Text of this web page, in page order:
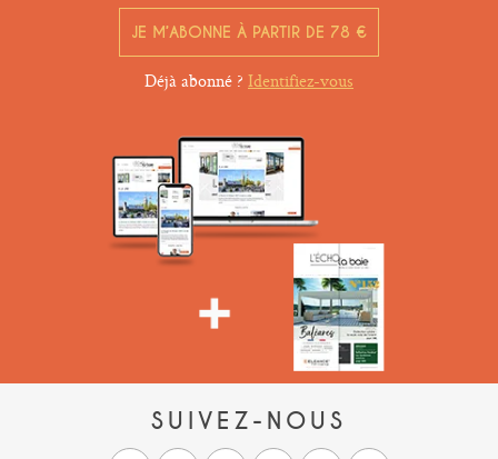
JE M’ABONNE À PARTIR DE 78 €
Déjà abonné ? Identifiez-vous
SUIVEZ-NOUS